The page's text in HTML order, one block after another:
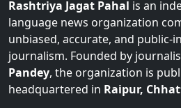
Rashtriya Jagat Pahal is an
language news organization
unbiased, accurate, and public-
journalism. Founded by
Pandey, the organization is
headquartered in Raipur,